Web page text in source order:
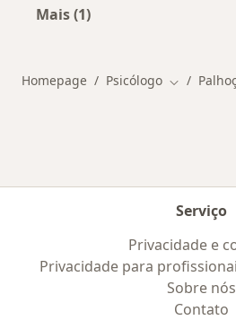
Mais (1)
Homepage Psicólogo Mudar de
Serviço
Privacidade e
Privacidade para
Sobre nós
Contato